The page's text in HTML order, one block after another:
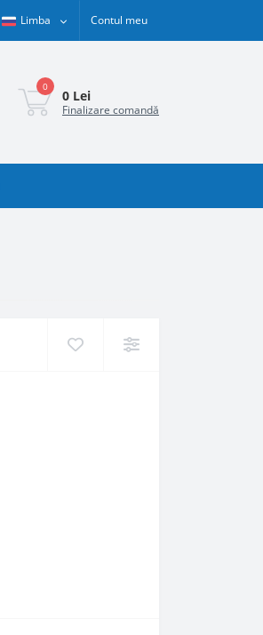
Limba Contul meu
0
0 Lei
Finalizare comandă